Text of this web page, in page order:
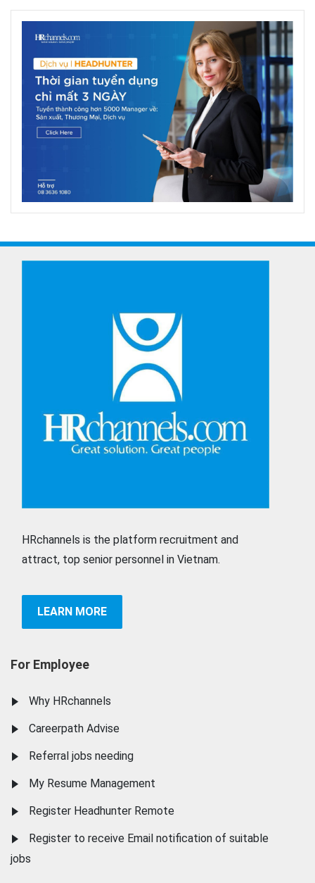
HRchannels is the platform recruitment and
attract, top senior personnel in Vietnam.
LEARN MORE
For Employee
Why HRchannels
Careerpath Advise
Referral jobs needing
My Resume Management
Register Headhunter Remote
Register to receive Email notification of suitable
jobs